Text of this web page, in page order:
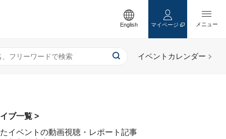
English マイページ
ブ一覧 >
イベントの動画視聴・レポート記事